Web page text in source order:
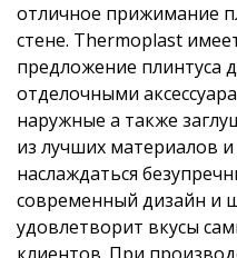
отличное прижимание
стене. Thermoplast
предложение плинтуса
отделочными
наружные а также
из лучших материалов
наслаждаться
современный дизайн и
удовлетворит вкусы